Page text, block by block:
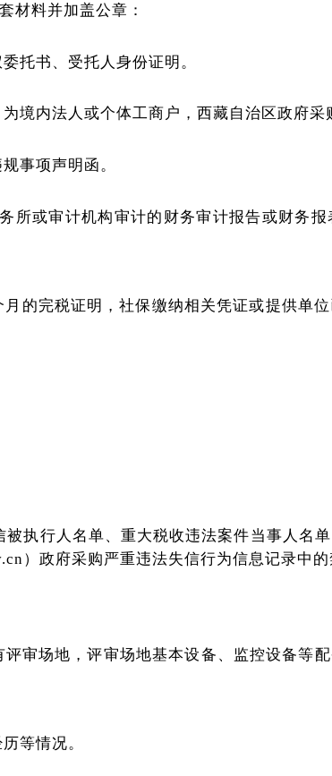
材料并加盖公章：
托书、受托人身份证明。
境内法人或个体工商户，西藏自治区政府采
事项声明函。
所或审计机构审计的财务审计报告或财务
的完税证明，社保缴纳相关凭证或提供单
执行人名单、重大税收违法案件当事人名
）政府采购严重违法失信行为信息记录中的
审场地，评审场地基本设备、监控设备等
等情况。